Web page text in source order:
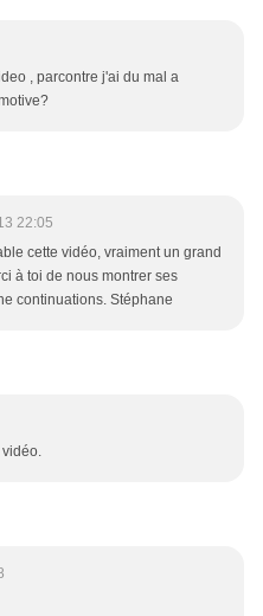
, parcontre j'ai du mal a
22:05
cette vidéo, vraiment un grand
à toi de nous montrer ses
continuations. Stéphane
vidéo.